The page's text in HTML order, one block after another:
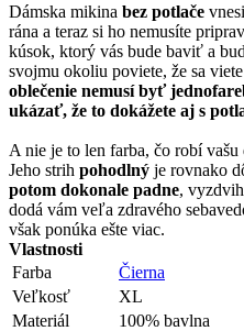
Dámska mikina bez potlače
rána a teraz si ho nemusíte
kúsok, ktorý vás bude baviť a
svojmu okoliu poviete, že sa
oblečenie nemusí byť
ukázať, že to dokážete aj s
A nie je to len farba, čo robí
Jeho strih pohodlný je rovnako
potom dokonale padne,
dodá vám veľa zdravého
však ponúka ešte viac.
Vlastnosti
Farba
Čierna
Veľkosť
XL
Materiál
100% bavlna